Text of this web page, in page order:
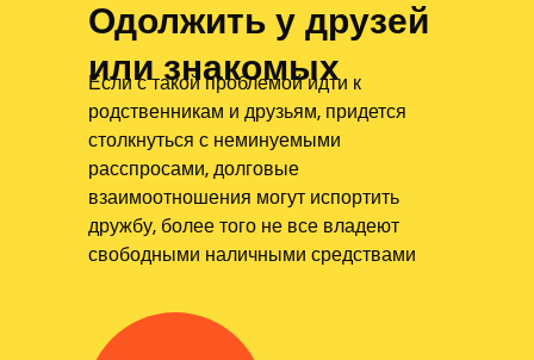
Если с такой проблемой идти к
родственникам и друзьям, придется
столкнуться с неминуемыми
расспросами, долговые
взаимоотношения могут испортить
дружбу, более того не все владеют
свободными наличными средствами
Одолжить у друзей
или знакомых